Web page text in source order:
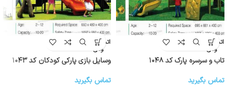
اتمام موج
ودی
تاب و سرسره پارک کد ۱۰۴۸
تماس بگیرید
اتمام موج
ودی
وسایل بازی پارکی کودکان کد ۱۰۴۳
تماس بگیرید